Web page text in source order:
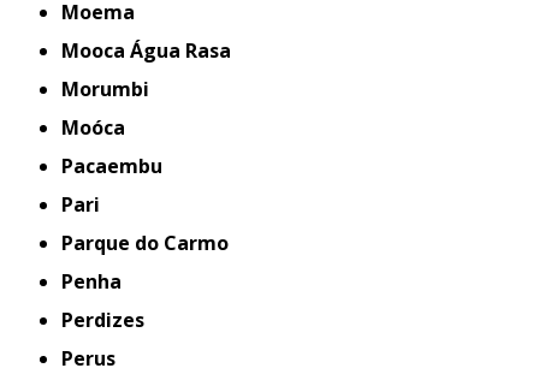
Moema
Mooca Água Rasa
Morumbi
Moóca
Pacaembu
Pari
Parque do Carmo
Penha
Perdizes
Perus